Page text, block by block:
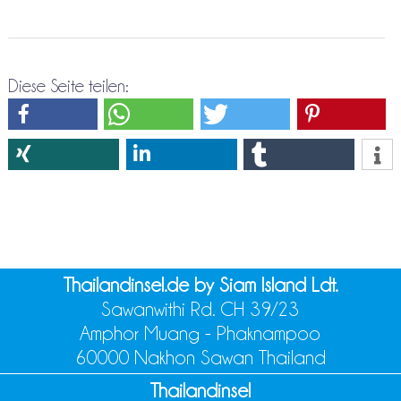
Diese Seite teilen:
Thailandinsel.de by Siam Island Ldt.
Sawanwithi Rd. CH 39/23
Amphor Muang - Phaknampoo
60000 Nakhon Sawan Thailand
Thailandinsel